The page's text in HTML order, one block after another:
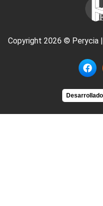
Copyright 2026 © Perycia